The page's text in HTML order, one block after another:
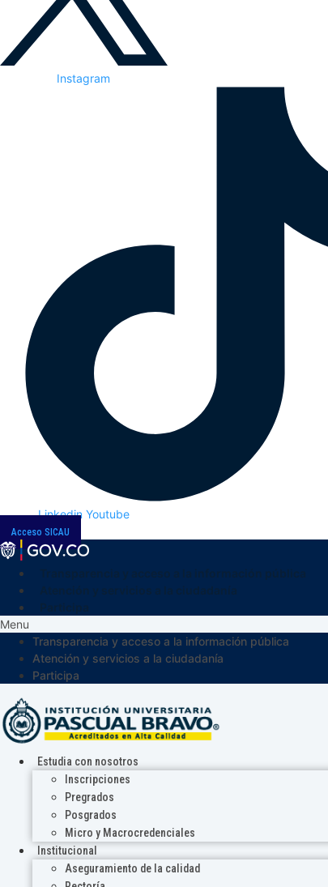
Instagram
Linkedin Youtube
Acceso SICAU
Menu
Transparencia y acceso a la información pública
Atención y servicios a la ciudadanía
Participa
Estudia con nosotros
Inscripciones
Pregrados
Posgrados
Micro y Macrocredenciales
Institucional
Aseguramiento de la calidad